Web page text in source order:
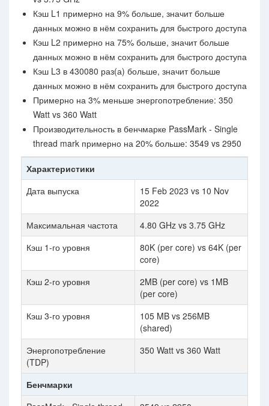
Кэш L1 примерно на 9% больше, значит больше
данных можно в нём сохранить для быстрого доступа
Кэш L2 примерно на 75% больше, значит больше
данных можно в нём сохранить для быстрого доступа
Кэш L3 в 430080 раз(а) больше, значит больше
данных можно в нём сохранить для быстрого доступа
Примерно на 3% меньше энергопотребление: 350
Watt vs 360 Watt
Производительность в бенчмарке PassMark - Single
thread mark примерно на 20% больше: 3549 vs 2950
Характеристики
Дата выпуска
15 Feb 2023 vs 10 Nov
2022
Максимальная частота
4.80 GHz vs 3.75 GHz
Кэш 1-го уровня
80K (per core) vs 64K (per
core)
Кэш 2-го уровня
2MB (per core) vs 1MB
(per core)
Кэш 3-го уровня
105 MB vs 256MB
(shared)
Энергопотребление
(TDP)
350 Watt vs 360 Watt
Бенчмарки